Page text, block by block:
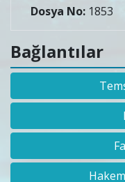
Dosya No:1853
Bağlantılar